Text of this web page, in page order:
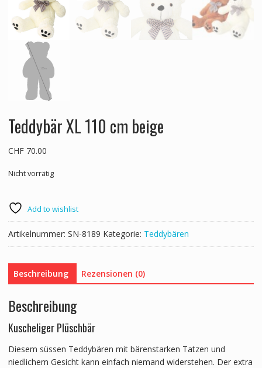
Teddybär XL 110 cm beige
CHF70.00
Nicht vorrätig
Add to wishlist
Artikelnummer: SN-8189 Kategorie: Teddybären
Beschreibung Rezensionen (0)
Beschreibung
Kuscheliger Plüschbär
Diesem süssen Teddybären mit bärenstarken Tatzen und
niedlichem Gesicht kann einfach niemand widerstehen. Der extra